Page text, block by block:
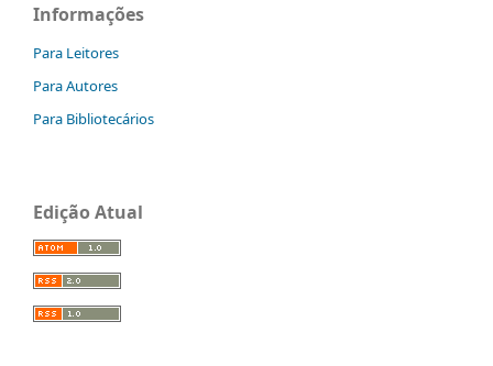
Informações
Para Leitores
Para Autores
Para Bibliotecários
Edição Atual